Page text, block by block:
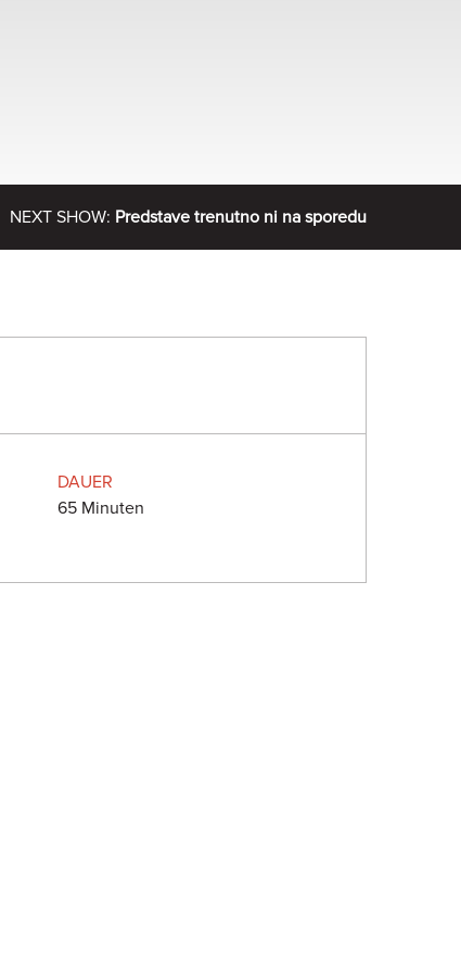
NEXT SHOW: Predstave trenutno ni na sporedu
DAUER
65 Minuten